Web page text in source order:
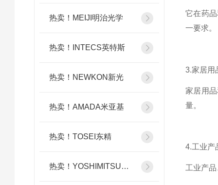
热卖！MEIJI明治光学
热卖！INTECS英特斯
热卖！NEWKON新光
热卖！AMADA米亚基
热卖！TOSEI东精
热卖！YOSHIMITSU小平
它在药
一要求。
3.家居用
家居用
量。
4.工业产
工业产